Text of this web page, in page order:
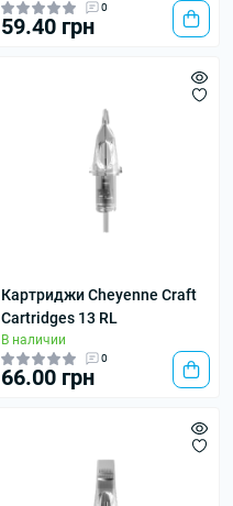
0
59.40 грн
Картриджи Cheyenne Craft
Cartridges 13 RL
В наличии
0
66.00 грн